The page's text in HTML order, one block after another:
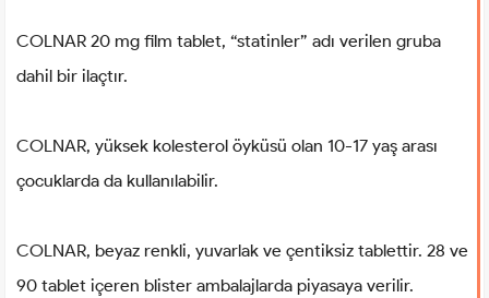
COLNAR 20 mg film tablet, “statinler” adı verilen gruba
dahil bir ilaçtır.
COLNAR, yüksek kolesterol öyküsü olan 10-17 yaş arası
çocuklarda da kullanılabilir.
COLNAR, beyaz renkli, yuvarlak ve çentiksiz tablettir. 28 ve
90 tablet içeren blister ambalajlarda piyasaya verilir.